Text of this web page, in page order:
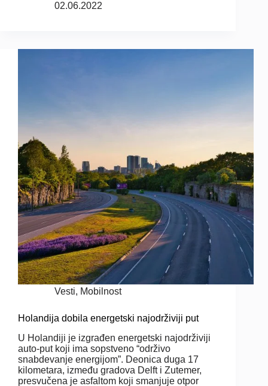
02.06.2022
Vesti, Mobilnost
Holandija dobila energetski najodrživiji put
U Holandiji je izgrađen energetski najodrživiji
auto-put koji ima sopstveno “održivo
snabdevanje energijom”. Deonica duga 17
kilometara, između gradova Delft i Zutemer,
presvučena je asfaltom koji smanjuje otpor